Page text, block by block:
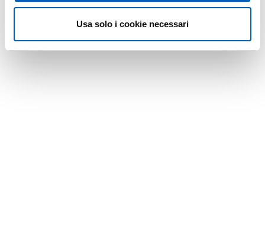
Usa solo i cookie necessari